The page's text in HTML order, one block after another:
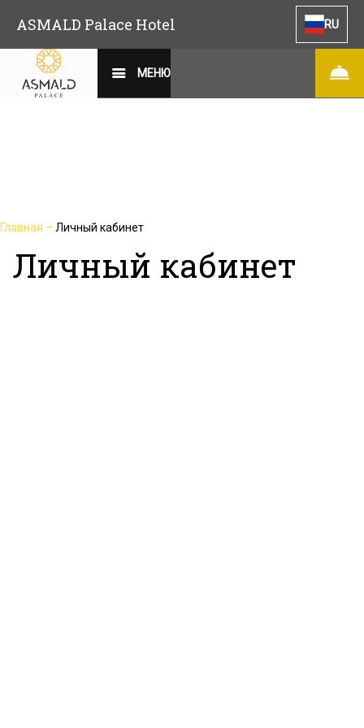
ASMALD Palace Hotel RU
МЕНЮ
Главная – Личный кабинет
Личный кабинет